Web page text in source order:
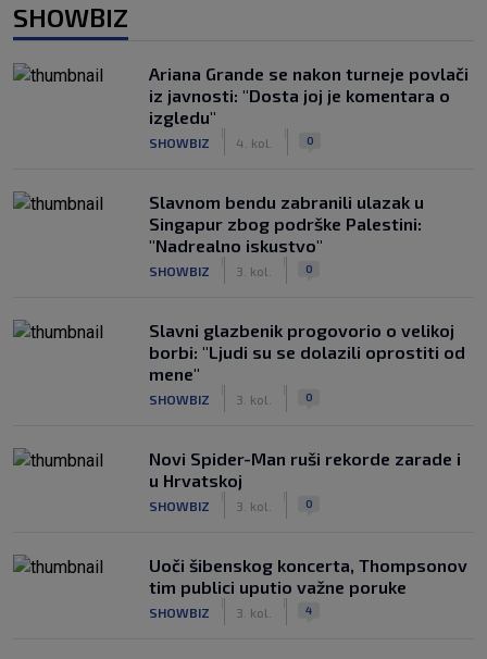
SHOWBIZ
Ariana Grande se nakon turneje povlači
iz javnosti: "Dosta joj je komentara o
izgledu"
SHOWBIZ 4. kol. 0
Slavnom bendu zabranili ulazak u
Singapur zbog podrške Palestini:
"Nadrealno iskustvo"
SHOWBIZ 3. kol. 0
Slavni glazbenik progovorio o velikoj
borbi: "Ljudi su se dolazili oprostiti od
mene"
SHOWBIZ 3. kol. 0
Novi Spider-Man ruši rekorde zarade i
u Hrvatskoj
SHOWBIZ 3. kol. 0
Uoči šibenskog koncerta, Thompsonov
tim publici uputio važne poruke
SHOWBIZ 3. kol. 4